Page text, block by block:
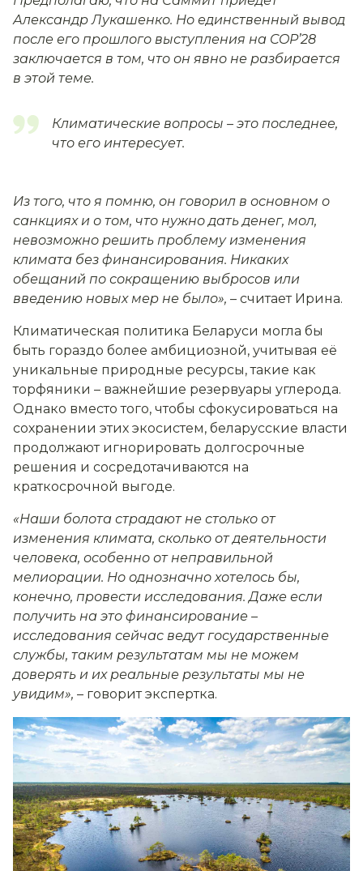
Александр Лукашенко. Но единственный вывод
после его прошлого выступления на COP’28
заключается в том, что он явно не разбирается
в этой теме.
Климатические вопросы – это последнее,
что его интересует.
Из того, что я помню, он говорил в основном о
санкциях и о том, что нужно дать денег, мол,
невозможно решить проблему изменения
климата без финансирования. Никаких
обещаний по сокращению выбросов или
введению новых мер не было», – считает Ирина.
Климатическая политика Беларуси могла бы
быть гораздо более амбициозной, учитывая её
уникальные природные ресурсы, такие как
торфяники – важнейшие резервуары углерода.
Однако вместо того, чтобы сфокусироваться на
сохранении этих экосистем, беларусские власти
продолжают игнорировать долгосрочные
решения и сосредотачиваются на
краткосрочной выгоде.
«Наши болота страдают не столько от
изменения климата, сколько от деятельности
человека, особенно от неправильной
мелиорации. Но однозначно хотелось бы,
конечно, провести исследования. Даже если
получить на это финансирование –
исследования сейчас ведут государственные
службы, таким результатам мы не можем
доверять и их реальные результаты мы не
увидим», – говорит экспертка.